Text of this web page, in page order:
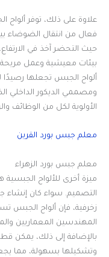
علاوة على ذلك، توفر ألواح
فعال من انتقال الضوضاء
حيث التحضر آخذ في
بيئات معيشية وعمل
ألواح الجبس تجعلها رصيدًا
ومصممي الديكور الداخلي
الأولوية لكل من الوظائف
معلم جبس بورد القرين
معلم جبس بورد الزهراء
ميزة أخرى للألواح
التصميم. سواء كان إنشاء
زخرفية، فإن ألواح الجبس
المهندسين المعماريين
بالإضافة إلى ذلك، يمكن
وتشكيلها بسهولة، مما